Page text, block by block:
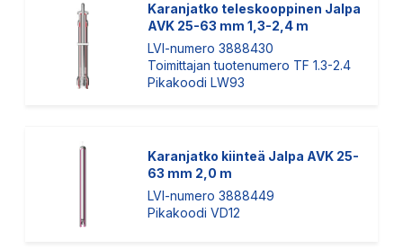
Karanjatko teleskooppinen Jalpa
AVK 25-63 mm 1,3-2,4 m
LVI-numero 3888430
Toimittajan tuotenumero TF 1.3-2.4
Pikakoodi LW93
Karanjatko kiinteä Jalpa AVK 25-
63 mm 2,0 m
LVI-numero 3888449
Pikakoodi VD12